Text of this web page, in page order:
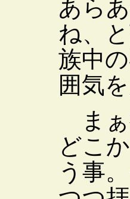
あら
ね、
族中
囲気
まぁ
どこ
う事